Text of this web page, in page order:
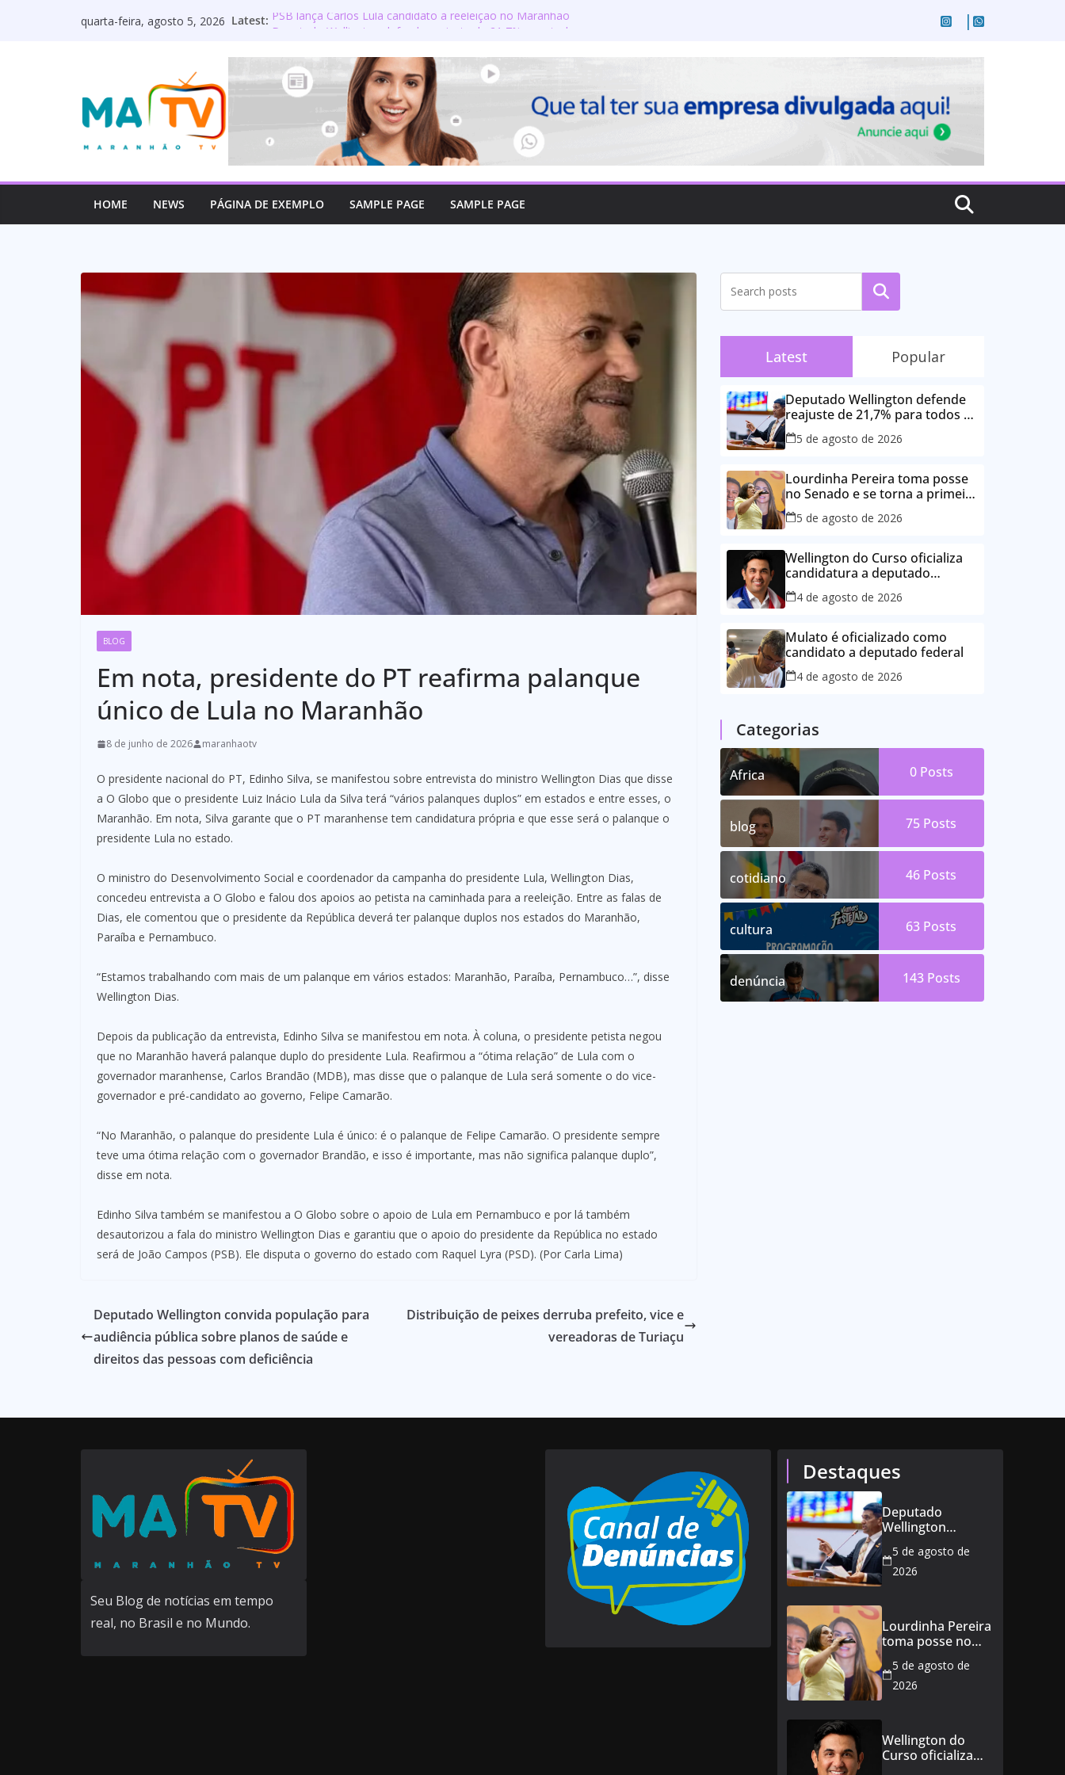
quarta-feira, agosto 5, 2026 Latest: PSB lança Carlos Lula candidato à reeleição no Maranhão
Lourdinha Pereira toma posse no Senado e se torna a
primeira senadora de Coroatá
Wellington do Curso oficializa candidatura a deputado
estadual e reafirma compromisso com o povo do Maranhão
Mulato é oficializado como candidato a deputado federal
HOME NEWS PÁGINA DE EXEMPLO SAMPLE PAGE SAMPLE PAGE
BLOG
Em nota, presidente do PT reafirma palanque
único de Lula no Maranhão
8 de junho de 2026 maranhaotv
O presidente nacional do PT, Edinho Silva, se manifestou sobre entrevista do ministro Wellington Dias que disse
a O Globo que o presidente Luiz Inácio Lula da Silva terá “vários palanques duplos” em estados e entre esses, o
Maranhão. Em nota, Silva garante que o PT maranhense tem candidatura própria e que esse será o palanque o
presidente Lula no estado.
O ministro do Desenvolvimento Social e coordenador da campanha do presidente Lula, Wellington Dias,
concedeu entrevista a O Globo e falou dos apoios ao petista na caminhada para a reeleição. Entre as falas de
Dias, ele comentou que o presidente da República deverá ter palanque duplos nos estados do Maranhão,
Paraíba e Pernambuco.
“Estamos trabalhando com mais de um palanque em vários estados: Maranhão, Paraíba, Pernambuco…”, disse
Wellington Dias.
Depois da publicação da entrevista, Edinho Silva se manifestou em nota. À coluna, o presidente petista negou
que no Maranhão haverá palanque duplo do presidente Lula. Reafirmou a “ótima relação” de Lula com o
governador maranhense, Carlos Brandão (MDB), mas disse que o palanque de Lula será somente o do vice-
governador e pré-candidato ao governo, Felipe Camarão.
“No Maranhão, o palanque do presidente Lula é único: é o palanque de Felipe Camarão. O presidente sempre
teve uma ótima relação com o governador Brandão, e isso é importante, mas não significa palanque duplo”,
disse em nota.
Edinho Silva também se manifestou a O Globo sobre o apoio de Lula em Pernambuco e por lá também
desautorizou a fala do ministro Wellington Dias e garantiu que o apoio do presidente da República no estado
será de João Campos (PSB). Ele disputa o governo do estado com Raquel Lyra (PSD). (Por Carla Lima)
Deputado Wellington convida população para
audiência pública sobre planos de saúde e
direitos das pessoas com deficiência
Distribuição de peixes derruba prefeito, vice e
vereadoras de Turiaçu
Pesquisar
Latest Popular
Deputado Wellington defende
reajuste de 21,7% para todos os
servidores públicos e
aposentados do Maranhão
5 de agosto de 2026
Lourdinha Pereira toma posse
no Senado e se torna a primeira
senadora de Coroatá
5 de agosto de 2026
Wellington do Curso oficializa
candidatura a deputado
estadual e reafirma
compromisso com o povo do
4 de agosto de 2026
Mulato é oficializado como
candidato a deputado federal
4 de agosto de 2026
Categorias
Africa 0 Posts
blog 75 Posts
cotidiano 46 Posts
cultura 63 Posts
denúncia 143 Posts
Seu Blog de notícias em tempo
real, no Brasil e no Mundo.
Destaques
Deputado
Wellington
de 21,7% para
todos os
aposentados do
Maranhão
5 de agosto de
2026
Lourdinha Pereira
toma posse no
a primeira
senadora de
5 de agosto de
2026
Wellington do
Curso oficializa